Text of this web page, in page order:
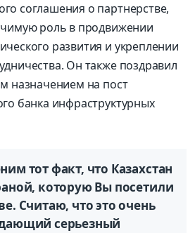
соглашения о партнерстве,
роль в продвижении
развития и укреплении
Он также поздравил
назначением на пост
банка инфраструктурных
тот факт, что Казахстан
которую Вы посетили
Считаю, что это очень
серьезный